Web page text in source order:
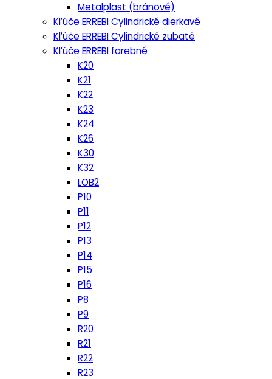
Metalplast (bránové)
Kľúče ERREBI Cylindrické dierkavé
Kľúče ERREBI Cylindrické zubaté
Kľúče ERREBI farebné
K20
K21
K22
K23
K24
K26
K30
K32
LOB2
P10
P11
P12
P13
P14
P15
P16
P8
P9
R20
R21
R22
R23